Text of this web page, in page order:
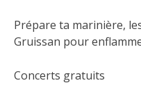
Prépare ta marinière,
Gruissan pour
Concerts gratuits